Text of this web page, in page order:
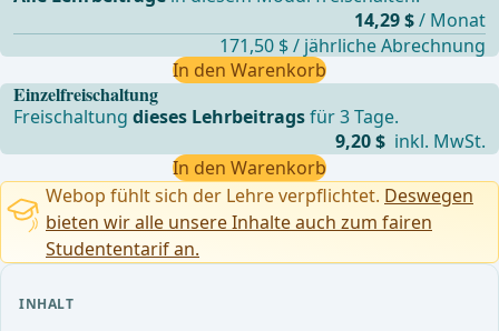
INHALT
Einzelfreischaltung
Freischaltungdieses Lehrbeitragsfür 3 Tage.
9,20 $ inkl. MwSt.
In den Warenkorb
14,29 $/ Monat
171,50 $ / jährliche Abrechnung
In den Warenkorb
Webop fühlt sich der Lehre verpflichtet. Deswegen
bieten wir alle unsere Inhalte auch zum fairen
Studententarif an.